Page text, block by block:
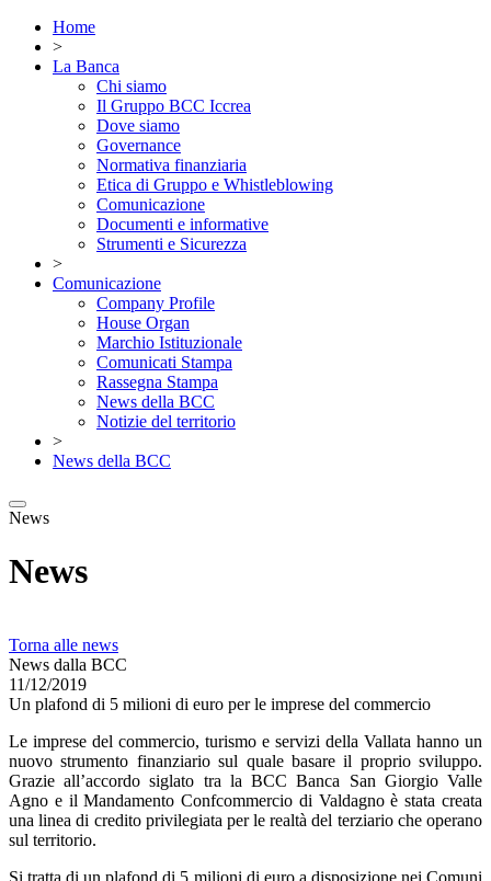
Home
>
La Banca
Chi siamo
Il Gruppo BCC Iccrea
Dove siamo
Governance
Normativa finanziaria
Etica di Gruppo e Whistleblowing
Comunicazione
Documenti e informative
Strumenti e Sicurezza
>
Comunicazione
Company Profile
House Organ
Marchio Istituzionale
Comunicati Stampa
Rassegna Stampa
News della BCC
Notizie del territorio
>
News della BCC
News
News
Torna alle news
News dalla BCC
11/12/2019
Un plafond di 5 milioni di euro per le imprese del commercio
Le imprese del commercio, turismo e servizi della Vallata hanno un
nuovo strumento finanziario sul quale basare il proprio sviluppo.
Grazie all’accordo siglato tra la BCC Banca San Giorgio Valle
Agno e il Mandamento Confcommercio di Valdagno è stata creata
una linea di credito privilegiata per le realtà del terziario che operano
sul territorio.
Si tratta di un plafond di 5 milioni di euro a disposizione nei Comuni